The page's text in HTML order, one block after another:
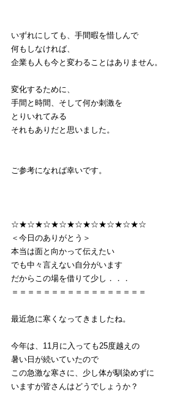
いずれにしても、手間暇を惜しんで
何もしなければ、
企業も人も今と変わることはありません。
変化するために、
手間と時間、そして何か刺激を
とりいれてみる
それもありだと思いました。
ご参考になれば幸いです。
☆★☆★☆★☆★☆★☆★☆★☆★☆
＜今日のありがとう＞
本当は面と向かって伝えたい
でも中々言えない自分がいます
だからこの場を借りて少し．．．
＝＝＝＝＝＝＝＝＝＝＝＝＝＝＝＝＝
最近急に寒くなってきましたね。
今年は、11月に入っても25度越えの
暑い日が続いていたので
この急激な寒さに、少し体が馴染めずに
いますが皆さんはどうでしょうか？